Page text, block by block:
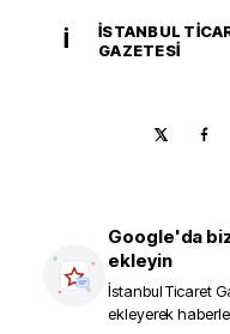
İ
İSTANBUL
GAZETESI
Google'da
ekleyin
İstanbul Ticaret
ekleyerek